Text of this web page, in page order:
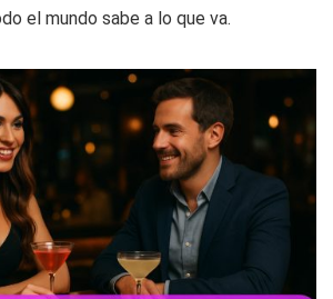
el mundo sabe a lo que va.